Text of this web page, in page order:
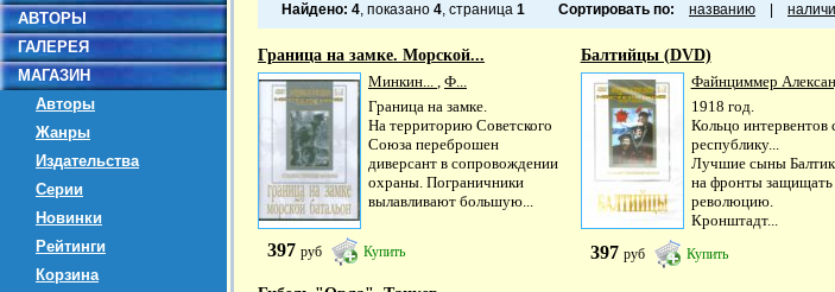
АВТОРЫ
ГАЛЕРЕЯ
МАГАЗИН
Авторы
Жанры
Издательства
Серии
Новинки
Рейтинги
Корзина
Найдено: 4, показано 4, страница 1 Сортировать по: названию
Граница на замке. Морской...
Минкин... , Ф...
Граница на замке.
На территорию Советского
Союза переброшен
диверсант в сопровождении
охраны. Пограничники
вылавливают большую...
397 руб Купить
Балтийцы (DVD)
Файнциммер
1918 год.
Кольцо интервентов
республику...
Лучшие сыны
на фронты защищать
революцию.
Кронштадт...
397 руб Купить